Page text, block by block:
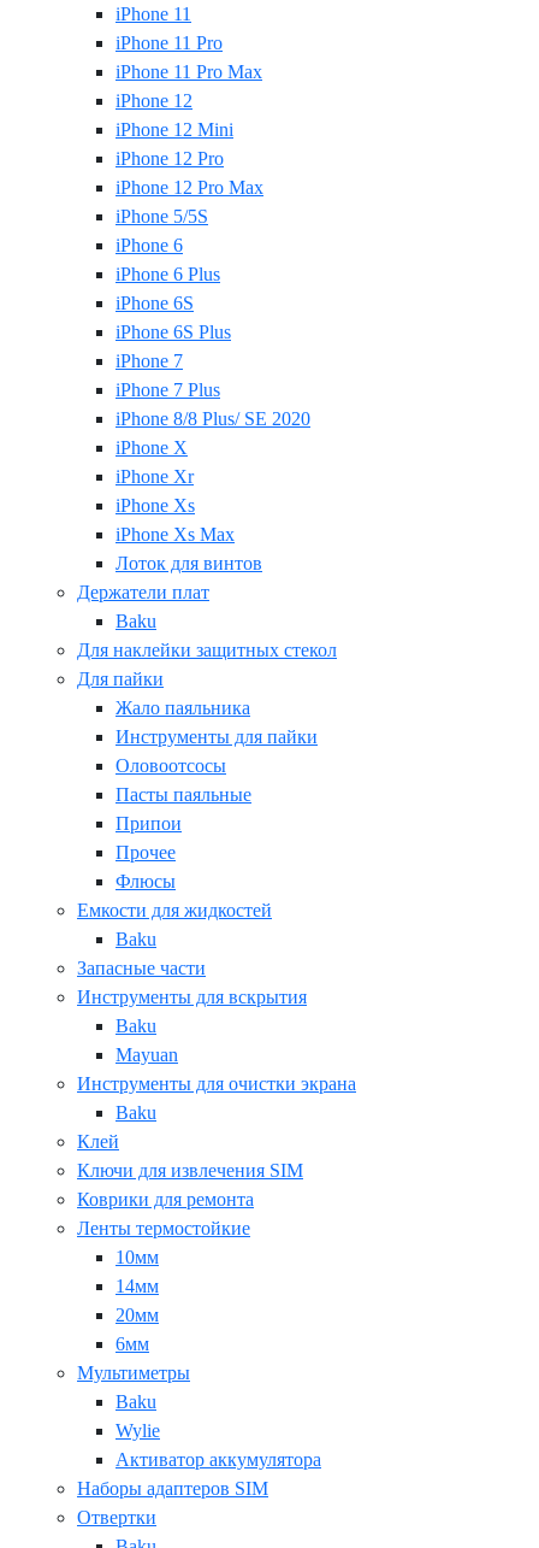
iPhone 11
iPhone 11 Pro
iPhone 11 Pro Max
iPhone 12
iPhone 12 Mini
iPhone 12 Pro
iPhone 12 Pro Max
iPhone 5/5S
iPhone 6
iPhone 6 Plus
iPhone 6S
iPhone 6S Plus
iPhone 7
iPhone 7 Plus
iPhone 8/8 Plus/ SE 2020
iPhone X
iPhone Xr
iPhone Xs
iPhone Xs Max
Лоток для винтов
Держатели плат
Baku
Для наклейки защитных стекол
Для пайки
Жало паяльника
Инструменты для пайки
Оловоотсосы
Пасты паяльные
Припои
Прочее
Флюсы
Емкости для жидкостей
Baku
Запасные части
Инструменты для вскрытия
Baku
Mayuan
Инструменты для очистки экрана
Baku
Клей
Ключи для извлечения SIM
Коврики для ремонта
Ленты термостойкие
10мм
14мм
20мм
6мм
Мультиметры
Baku
Wylie
Активатор аккумулятора
Наборы адаптеров SIM
Отвертки